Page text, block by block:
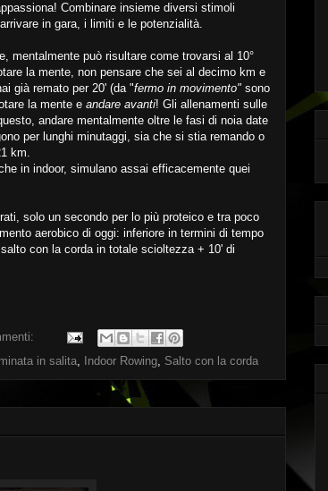
Combinare insieme diversi stimoli
in gara, i limiti e le potenzialità.
mentalmente può risultare come trovarsi al 10°
la mente, non pensare che sei al decimo km e
già remato per 20' (da "fermo in movimento" sono
la mente e andare avanti! Gli allenamenti sulle
andare mentalmente oltre le fasi di noia date
per lunghi minutaggi, sia che si stia remando o
km.
in indoor, simulano assai efficacemente quei
solo un secondo per lo più proteico e tra poco
aerobico di oggi: inferiore in termini di tempo
con la corda in totale scioltezza + 10' di
in salita, Indoor Rowing, Salto con la corda